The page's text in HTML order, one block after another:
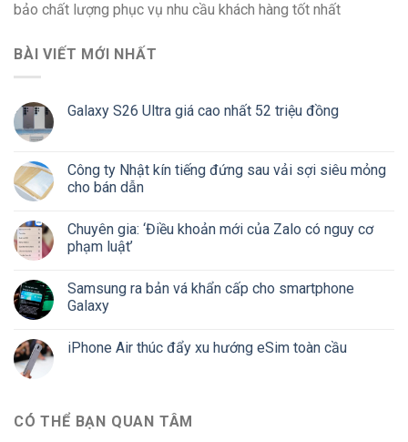
bảo chất lượng phục vụ nhu cầu khách hàng tốt nhất
BÀI VIẾT MỚI NHẤT
Galaxy S26 Ultra giá cao nhất 52 triệu đồng
Công ty Nhật kín tiếng đứng sau vải sợi siêu mỏng
cho bán dẫn
Chuyên gia: ‘Điều khoản mới của Zalo có nguy cơ
phạm luật’
Samsung ra bản vá khẩn cấp cho smartphone
Galaxy
iPhone Air thúc đẩy xu hướng eSim toàn cầu
CÓ THỂ BẠN QUAN TÂM